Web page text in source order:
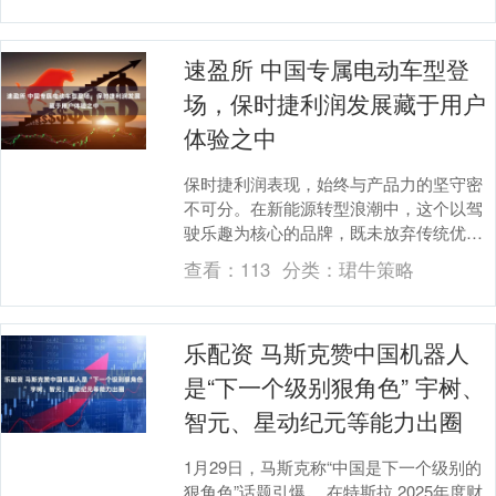
速盈所 中国专属电动车型登
场，保时捷利润发展藏于用户
体验之中
保时捷利润表现，始终与产品力的坚守密
不可分。在新能源转型浪潮中，这个以驾
驶乐趣为核心的品牌，既未放弃传统优
势，更在电动化领域持续突破。第七届世
界新能源汽车大会上....
查看： 113 分类： 珺牛策略
乐配资 马斯克赞中国机器人
是“下一个级别狠角色” 宇树、
智元、星动纪元等能力出圈
1月29日，马斯克称“中国是下一个级别的
狠角色”话题引爆。 在特斯拉 2025年度财